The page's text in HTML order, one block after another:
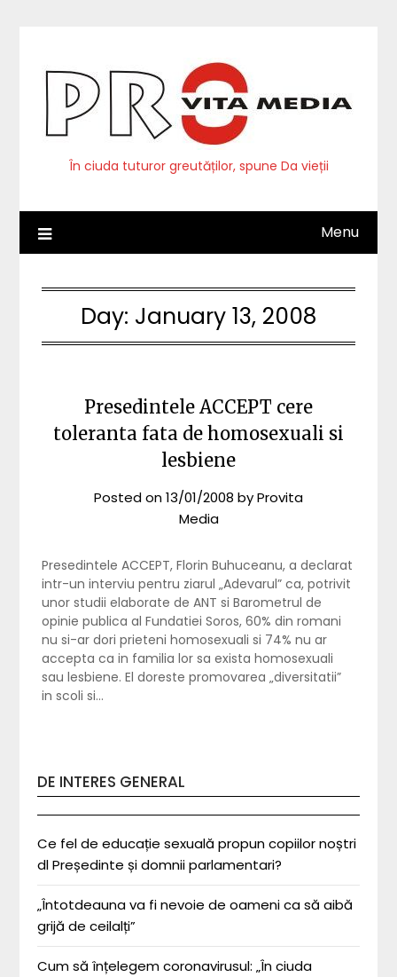
În ciuda tuturor greutăților, spune Da vieții
Menu
Day: January 13, 2008
Presedintele ACCEPT cere
toleranta fata de homosexuali si
lesbiene
Posted on13/01/2008 byProvita
Media
Presedintele ACCEPT, Florin Buhuceanu, a declarat
intr-un interviu pentru ziarul „Adevarul” ca, potrivit
unor studii elaborate de ANT si Barometrul de
opinie publica al Fundatiei Soros, 60% din romani
nu si-ar dori prieteni homosexuali si 74% nu ar
accepta ca in familia lor sa exista homosexuali
sau lesbiene. El doreste promovarea „diversitatii”
in scoli si…
DE INTERES GENERAL
Ce fel de educație sexuală propun copiilor noștri
dl Președinte și domnii parlamentari?
„Întotdeauna va fi nevoie de oameni ca să aibă
grijă de ceilalți”
Cum să înțelegem coronavirusul: „În ciuda